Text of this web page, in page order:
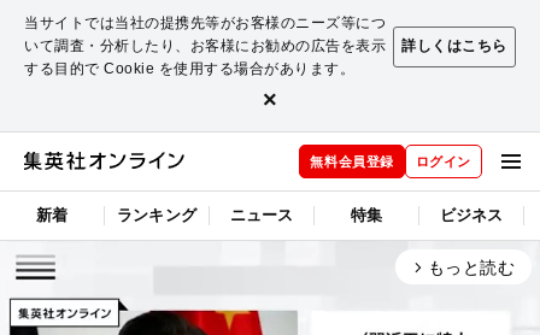
当サイトでは当社の提携先等がお客様のニーズ等につ
いて調査・分析したり、お客様にお勧めの広告を表示
する目的で Cookie を使用する場合があります。
詳しくはこちら
×
無料会員登録 ログイン
新着 ランキング ニュース 特集 ビジネス
arrow_forward_ios もっと読む